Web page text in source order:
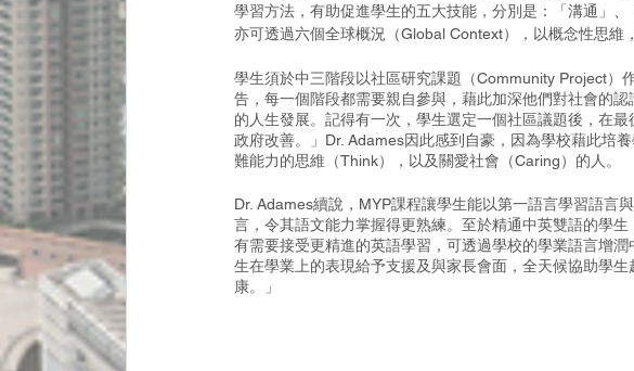
學習方法，有助促進學生的五大技能，分別是：「溝通」
亦可透過六個全球概況（Global Context），以概念性思維
學生須於中三階段以社區研究課題（Community Project）
告，每一個階段都需要親自參與，藉此加深他們對社會的
的人生發展。記得有一次，學生選定一個社區議題後，在
政府改善。」Dr. Adames因此感到自豪，因為學校藉此培
難能力的思維（Think），以及關愛社會（Caring）的人。
Dr. Adames續說，MYP課程讓學生能以第一語言學習語言
言，令其語文能力掌握得更熟練。至於精通中英雙語的學
有需要接受更精進的英語學習，可透過學校的學業語言增潤
生在學業上的表現給予支援及與家長會面，全天候協助學
康。」